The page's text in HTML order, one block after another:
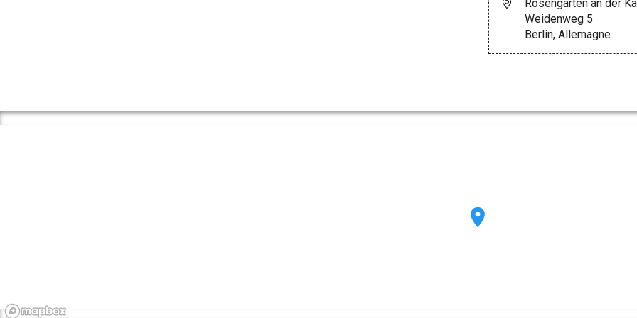
Rosengarten an der
Weidenweg 5
Berlin, Allemagne